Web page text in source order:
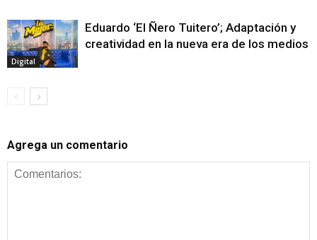
Digital
Eduardo ‘El Ñero Tuitero’; Adaptación y
creatividad en la nueva era de los medios
Agrega un comentario